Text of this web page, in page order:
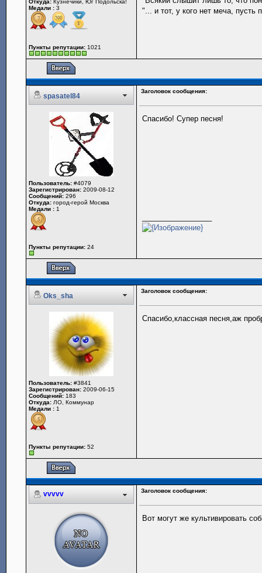
Откуда: Кузнечики, Юг Подольска!
Медали : 3
Пункты репутации: 1021
"... и тот, у кого нет меча,
spasatel84
Заголовок сообщения:
Пользователь: #4079
Зарегистрирован: 2009-08-12
Сообщений: 296
Откуда: город-герой Москва
Медали : 1
Пункты репутации: 24
Спасибо! Супер песня!
Oks_sha
Заголовок сообщения:
Пользователь: #3841
Зарегистрирован: 2009-06-15
Сообщений: 183
Откуда: ЛО, Коммунар
Медали : 1
Пункты репутации: 52
Спасибо,классная песня,аж
vvvvv Заголовок сообщения:
Вот могут же культивировать